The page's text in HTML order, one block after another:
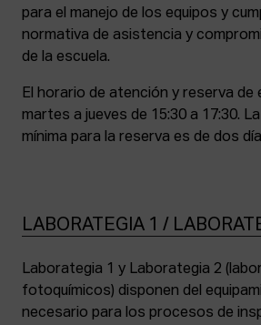
para el manejo de los equipos y
normativa de asistencia y
de la escuela.
El horario de atención y reserva de
martes a jueves de 15:30 a 17:30.
mínima para la reserva es de dos
LABORATEGIA 1 /
Laborategia 1 y Laborategia 2
fotoquímicos) disponen del
necesario para los procesos de